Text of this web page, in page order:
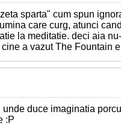
sparta" cum spun
care curg, atunci
la meditatie. deci aia
a vazut The Fountain
duce imaginatia
:P